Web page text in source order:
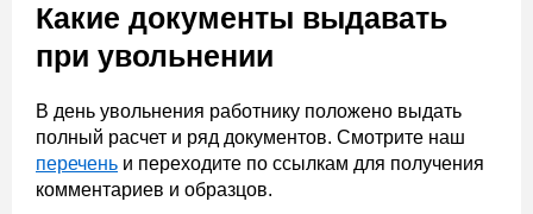
Какие документы выдавать
при увольнении
В день увольнения работнику положено выдать
полный расчет и ряд документов. Смотрите наш
перечень и переходите по ссылкам для получения
комментариев и образцов.